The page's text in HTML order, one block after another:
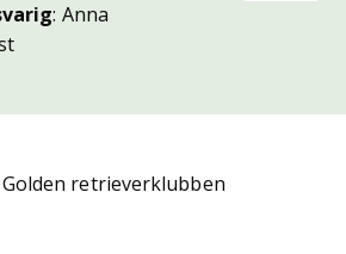
: Anna
retrieverklubben